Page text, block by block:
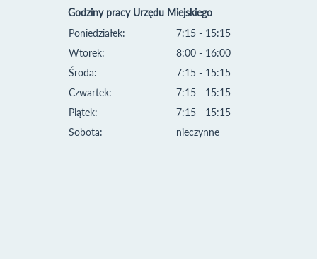
Godziny pracy Urzędu Miejskiego
Poniedziałek:
Wtorek:
Środa:
Czwartek:
Piątek:
Sobota:
7:15 - 15:15
8:00 - 16:00
7:15 - 15:15
7:15 - 15:15
7:15 - 15:15
nieczynne